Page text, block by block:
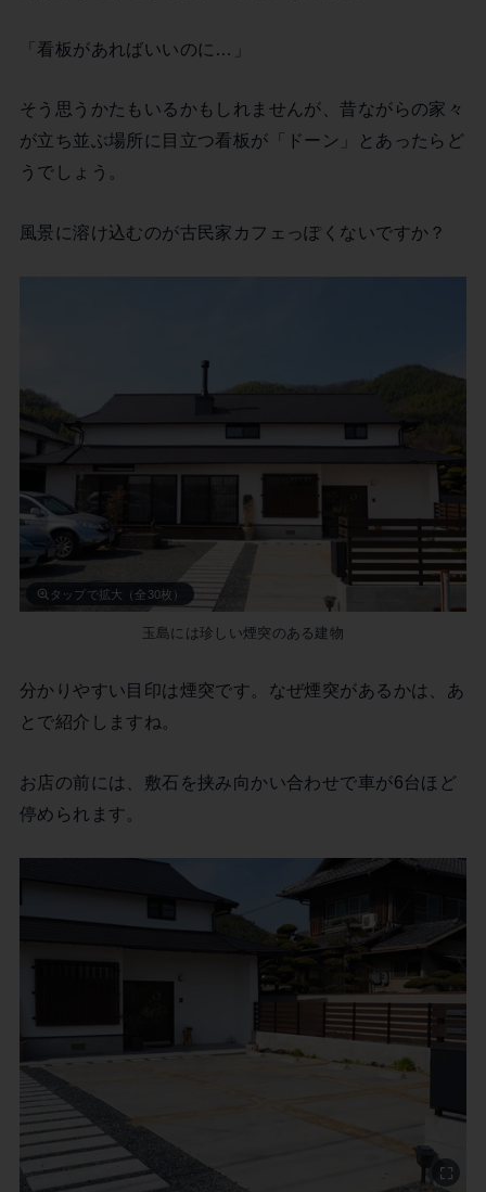
「看板があればいいのに…」
そう思うかたもいるかもしれませんが、昔ながらの家々
が立ち並ぶ場所に目立つ看板が「ドーン」とあったらど
うでしょう。
風景に溶け込むのが古民家カフェっぽくないですか？
タップで拡大（全30枚）
玉島には珍しい煙突のある建物
分かりやすい目印は煙突です。なぜ煙突があるかは、あ
とで紹介しますね。
お店の前には、敷石を挟み向かい合わせで車が6台ほど
停められます。